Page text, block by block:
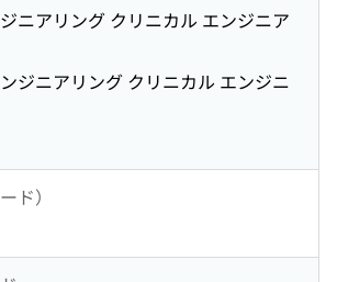
ニアリング クリニカル エンジニア
ジニアリング クリニカル エンジニ
ド）